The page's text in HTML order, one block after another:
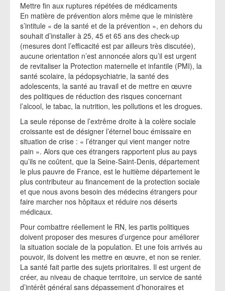
Mettre fin aux ruptures répétées de médicaments
En matière de prévention alors même que le ministère
s’intitule « de la santé et de la prévention », en dehors du
souhait d’installer à 25, 45 et 65 ans des check-up
(mesures dont l’efficacité est par ailleurs très discutée),
aucune orientation n’est annoncée alors qu’il est urgent
de revitaliser la Protection maternelle et infantile (PMI), la
santé scolaire, la pédopsychiatrie, la santé des
adolescents, la santé au travail et de mettre en œuvre
des politiques de réduction des risques concernant
l’alcool, le tabac, la nutrition, les pollutions et les drogues.
La seule réponse de l’extrême droite à la colère sociale
croissante est de désigner l’éternel bouc émissaire en
situation de crise : « l’étranger qui vient manger notre
pain ». Alors que ces étrangers rapportent plus au pays
qu’ils ne coûtent, que la Seine-Saint-Denis, département
le plus pauvre de France, est le huitième département le
plus contributeur au financement de la protection sociale
et que nous avons besoin des médecins étrangers pour
faire marcher nos hôpitaux et réduire nos déserts
médicaux.
Pour combattre réellement le RN, les partis politiques
doivent proposer des mesures d’urgence pour améliorer
la situation sociale de la population. Et une fois arrivés au
pouvoir, ils doivent les mettre en œuvre, et non se renier.
La santé fait partie des sujets prioritaires. Il est urgent de
créer, au niveau de chaque territoire, un service de santé
d’intérêt général sans dépassement d’honoraires et